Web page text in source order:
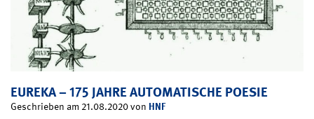
EUREKA – 175 JAHRE AUTOMATISCHE POESIE
Geschrieben am 21.08.2020 von HNF